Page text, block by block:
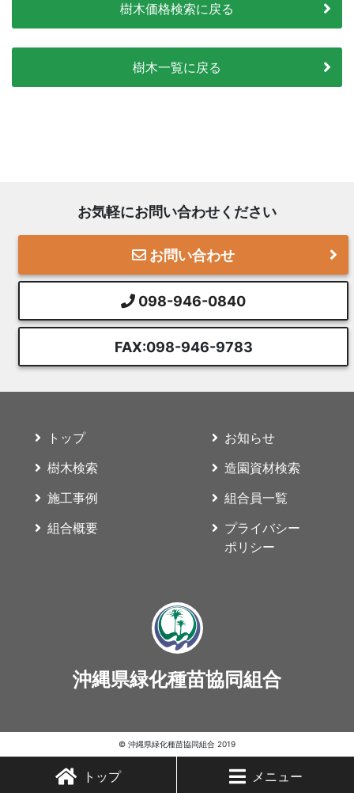
トップ メニュー
樹木価格検索に戻る
樹木一覧に戻る
お気軽にお問い合わせください
お問い合わせ
098-946-0840
FAX:098-946-9783
トップ
お知らせ
樹木検索
造園資材検索
施工事例
組合員一覧
組合概要
プライバシー
ポリシー
沖縄県緑化種苗協同組合
© 沖縄県緑化種苗協同組合 2019